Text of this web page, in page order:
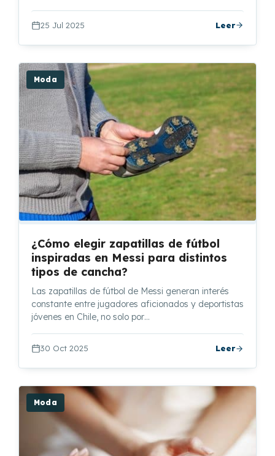
25 Jul 2025 Leer
Moda
¿Cómo elegir zapatillas de fútbol
inspiradas en Messi para distintos
tipos de cancha?
Las zapatillas de fútbol de Messi generan interés
constante entre jugadores aficionados y deportistas
jóvenes en Chile, no solo por…
30 Oct 2025 Leer
Moda